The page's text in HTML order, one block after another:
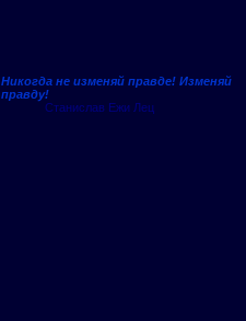
Никогда не изменяй правде! Изменяй
правду!
Станислав Ежи Лец